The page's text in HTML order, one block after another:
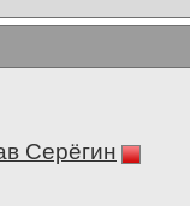
Серёгин